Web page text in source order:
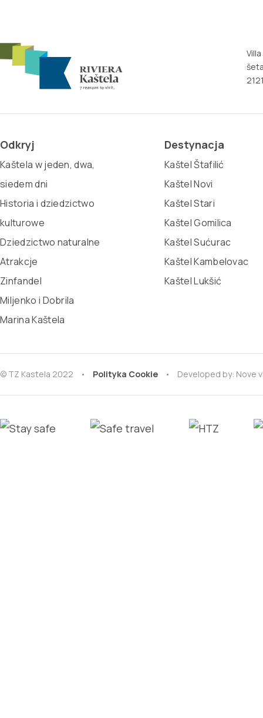
Odkryj
Kaštela w jeden, dwa,
siedem dni
Historia i dziedzictwo
kulturowe
Dziedzictwo naturalne
Atrakcje
Zinfandel
Miljenko i Dobrila
Marina Kaštela
Destynacja
Kaštel Štafilić
Kaštel Novi
Kaštel Stari
Kaštel Gomilica
Kaštel Sućurac
Kaštel Kambelovac
Kaštel Lukšić
© TZ Kastela 2022 Polityka Cookie Developed by: Nove